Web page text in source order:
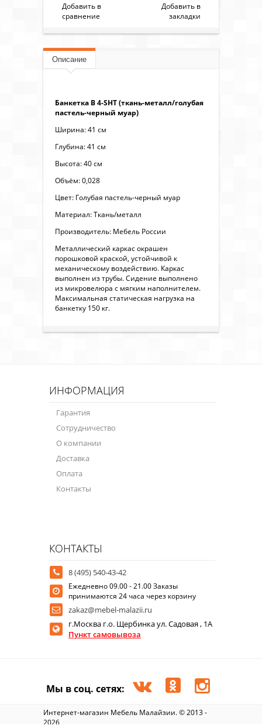
Добавить в
сравнение
Добавить в
закладки
Описание
Банкетка В 4-SHT (ткань-металл/голубая
пастель-черный муар)
Ширина: 41 см
Глубина: 41 см
Высота: 40 см
Объём: 0,028
Цвет: Голубая пастель-черный муар
Материал: Ткань/металл
Производитель: Мебель России
Металлический каркас окрашен
порошковой краской, устойчивой к
механическому воздействию. Каркас
выполнен из трубы. Сидение выполнено
из микровелюра с мягким наполнителем.
Максимальная статическая нагрузка на
банкетку 150 кг.
ИНФОРМАЦИЯ
Гарантия
Сотрудничество
О компании
Доставка
Оплата
Контакты
КОНТАКТЫ
8 (495) 540-43-42
Ежедневно 09.00 - 21.00 Заказы
принимаются 24 часа через корзину
zakaz@mebel-malazii.ru
г.Москва г.о. Щербинка ул. Садовая , 1А
Пункт самовывоза
Мы в соц. сетях:
Интернет-магазин Мебель Малайзии. © 2013 -
2026